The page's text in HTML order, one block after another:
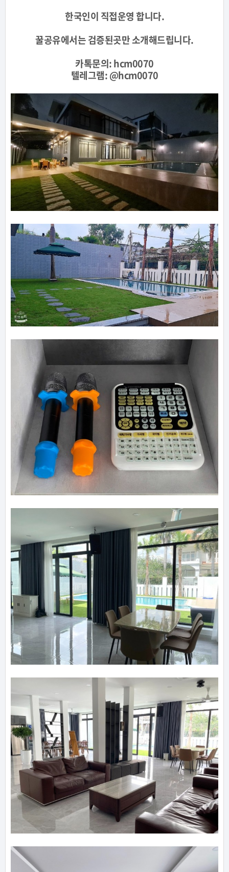
한국인이 직접운영 합니다.
꿀공유에서는 검증된곳만 소개해드립니다.
카톡문의:hcm0070
텔레그램: @hcm0070